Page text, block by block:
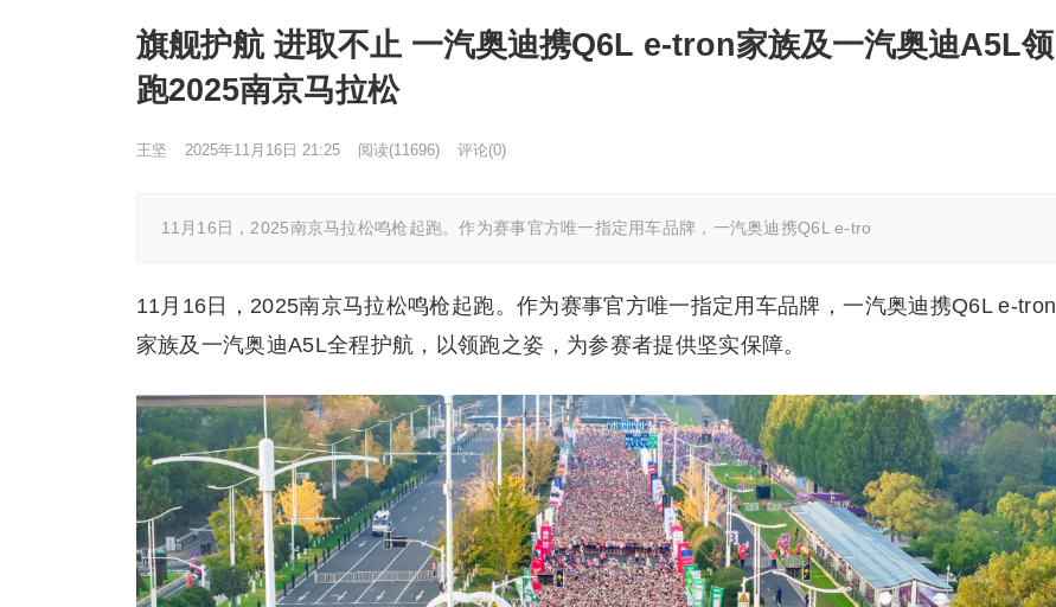
旗舰护航 进取不止 一汽奥迪携Q6L e-tron家族及一汽奥迪A5L领
跑2025南京马拉松
王坚 2025年11月16日 21:25 阅读(11696) 评论(0)
11月16日，2025南京马拉松鸣枪起跑。作为赛事官方唯一指定用车品牌，一汽奥迪携Q6L e-tro
11月16日，2025南京马拉松鸣枪起跑。作为赛事官方唯一指定用车品牌，一汽奥迪携Q6L e-tron
家族及一汽奥迪A5L全程护航，以领跑之姿，为参赛者提供坚实保障。